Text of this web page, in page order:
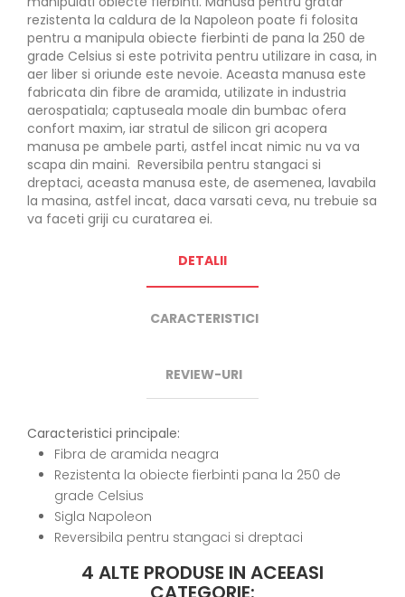
rezistenta la caldura de la Napoleon poate fi folosita
pentru a manipula obiecte fierbinti de pana la 250 de
grade Celsius si este potrivita pentru utilizare in casa, in
aer liber si oriunde este nevoie. Aceasta manusa este
fabricata din fibre de aramida, utilizate in industria
aerospatiala; captuseala moale din bumbac ofera
confort maxim, iar stratul de silicon gri acopera
manusa pe ambele parti, astfel incat nimic nu va va
scapa din maini. Reversibila pentru stangaci si
dreptaci, aceasta manusa este, de asemenea, lavabila
la masina, astfel incat, daca varsati ceva, nu trebuie sa
va faceti griji cu curatarea ei.
DETALII
CARACTERISTICI
REVIEW-URI
Caracteristici principale:
Fibra de aramida neagra
Rezistenta la obiecte fierbinti pana la 250 de
grade Celsius
Sigla Napoleon
Reversibila pentru stangaci si dreptaci
4 ALTE PRODUSE IN ACEEASI